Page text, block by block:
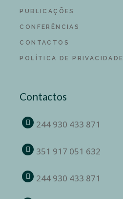
PUBLICAÇÕES
CONFERÊNCIAS
CONTACTOS
POLÍTICA DE PRIVACIDADE
Contactos
244 930 433 871
351 917 051 632
244 930 433 871